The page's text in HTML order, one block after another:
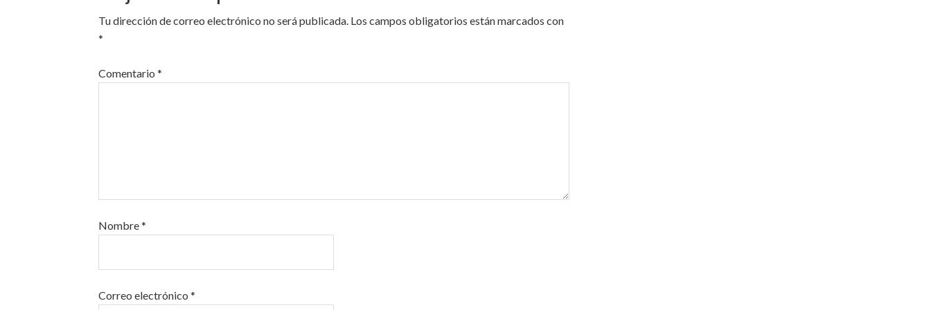
Tu dirección de correo electrónico no será publicada. Los campos obligatorios están marcados con
*
Comentario *
Nombre*
Correo electrónico *